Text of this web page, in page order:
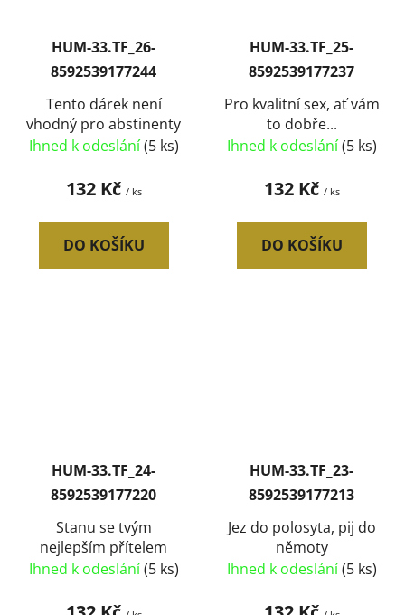
HUM-33.TF_26-
8592539177244
Tento dárek není
vhodný pro abstinenty
Ihned k odeslání(5 ks)
132 Kč / ks
DO KOŠÍKU
HUM-33.TF_25-
8592539177237
Pro kvalitní sex, ať vám
to dobře...
Ihned k odeslání(5 ks)
132 Kč / ks
DO KOŠÍKU
HUM-33.TF_24-
8592539177220
Stanu se tvým
nejlepším přítelem
Ihned k odeslání(5 ks)
HUM-33.TF_23-
8592539177213
Jez do polosyta, pij do
němoty
Ihned k odeslání(5 ks)